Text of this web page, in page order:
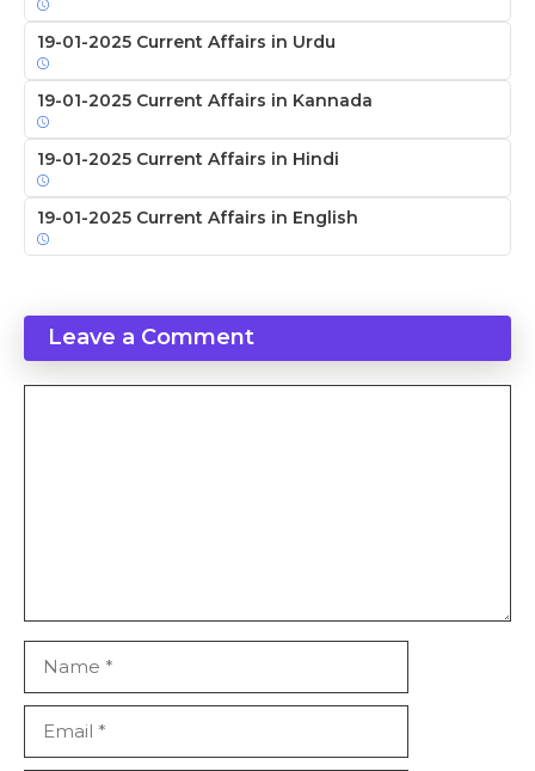
19-01-2025 Current Affairs in Urdu
19-01-2025 Current Affairs in Kannada
19-01-2025 Current Affairs in Hindi
19-01-2025 Current Affairs in English
Leave a Comment